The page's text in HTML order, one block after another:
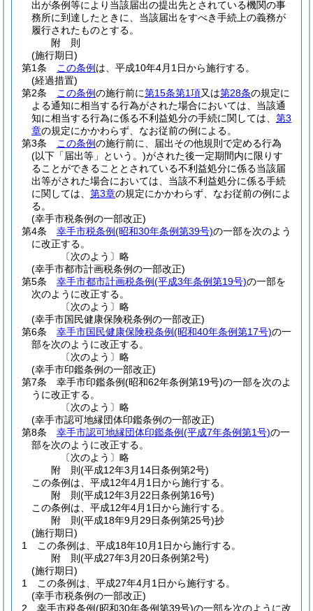
出が条例等により当該届出の提出先とされている機関の事
務所に到達したときに、当該届出をすべき手続上の義務が
履行されたものとする。
附 則
(施行期日)
第1条
この条例 は、平成10年4月1日から施行する。
(経過措置)
第2条
この条例の施行前に第15条第1項又は第28条の規定に
よる通知に相当する行為がされた場合においては、当該通
知に相当する行為に係る不利益処分の手続に関しては、 第3
章の規定にかかわらず、なお従前の例による。
第3条
この条例の施行前に、届出その他規則で定める行為
(以下「届出等」という。)がされた後一定期間内に限りす
ることができることとされている不利益処分に係る当該届
出等がされた場合においては、当該不利益処分に係る手続
に関しては、 第3章の規定にかかわらず、なお従前の例によ
る。
(幸手市税条例の一部改正)
第4条
幸手市税条例(昭和30年条例第39号)の一部を次のよう
に改正する。
〔次のよう〕略
(幸手市都市計画税条例の一部改正)
第5条
幸手市都市計画税条例(平成3年条例第19号)の一部を
次のように改正する。
〔次のよう〕略
(幸手市国民健康保険税条例の一部改正)
第6条
幸手市国民健康保険税条例(昭和40年条例第17号)の一
部を次のように改正する。
〔次のよう〕略
(幸手市印鑑条例の一部改正)
第7条
幸手市印鑑条例(昭和62年条例第19号)の一部を次のよ
うに改正する。
〔次のよう〕略
(幸手市認可地縁団体印鑑条例の一部改正)
第8条
幸手市認可地縁団体印鑑条例(平成7年条例第1号)の一
部を次のように改正する。
〔次のよう〕略
附 則(平成12年3月14日条例第2号)
この条例は、平成12年4月1日から施行する。
附 則(平成12年3月22日条例第16号)
この条例は、平成12年4月1日から施行する。
附 則(平成18年9月29日条例第25号)抄
(施行期日)
1
この条例は、平成18年10月1日から施行する。
附 則(平成27年3月20日条例第2号)
(施行期日)
1
この条例は、平成27年4月1日から施行する。
(幸手市税条例の一部改正)
2
幸手市税条例(昭和30年条例第39号)の一部を次のように改